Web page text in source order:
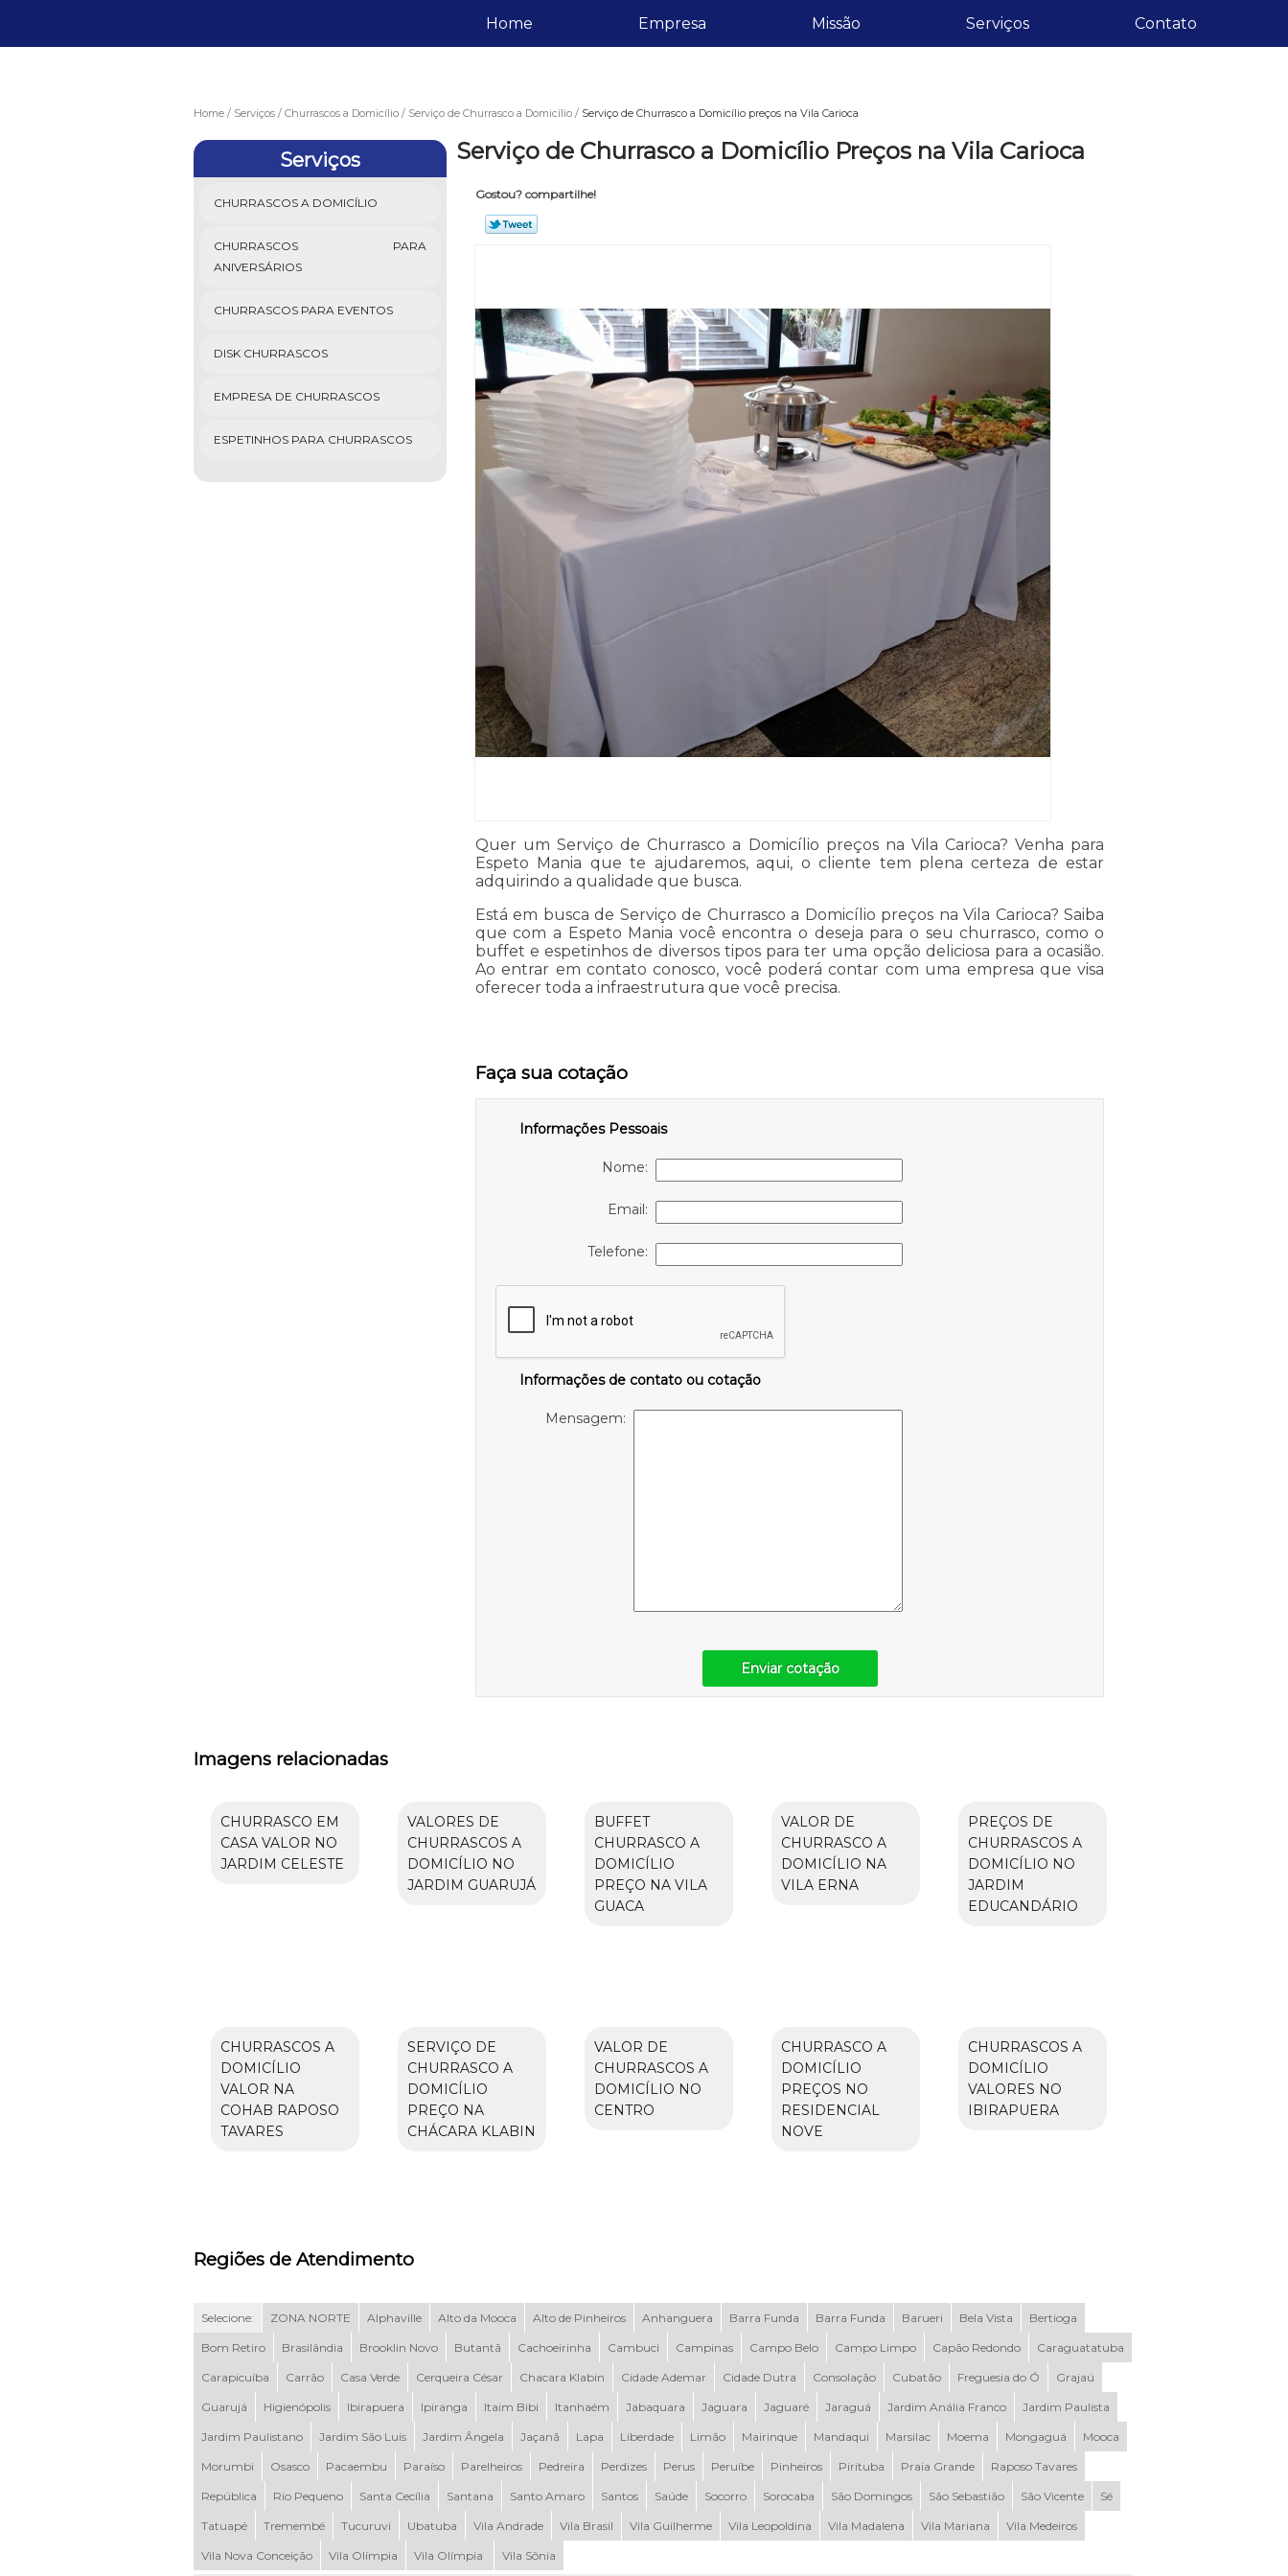
Home Empresa Missão Serviços Contato
Home Serviços Churrascos a Domicílio Serviço de Churrasco a Domicílio Serviço de Churrasco a Domicílio preços na Vila Carioca
Serviços
CHURRASCOS A DOMICÍLIO
CHURRASCOS PARA
ANIVERSÁRIOS
CHURRASCOS PARA EVENTOS
DISK CHURRASCOS
EMPRESA DE CHURRASCOS
ESPETINHOS PARA CHURRASCOS
Serviço de Churrasco a Domicílio Preços na Vila Carioca
Gostou? compartilhe!
Quer um Serviço de Churrasco a Domicílio preços na Vila Carioca? Venha para
Espeto Mania que te ajudaremos, aqui, o cliente tem plena certeza de estar
adquirindo a qualidade que busca.
Está em busca de Serviço de Churrasco a Domicílio preços na Vila Carioca? Saiba
que com a Espeto Mania você encontra o deseja para o seu churrasco, como o
buffet e espetinhos de diversos tipos para ter uma opção deliciosa para a ocasião.
Ao entrar em contato conosco, você poderá contar com uma empresa que visa
oferecer toda a infraestrutura que você precisa.
Faça sua cotação
Informações Pessoais
Nome:
Email:
Telefone:
Informações de contato ou cotação
Mensagem:
Enviar cotação
Imagens relacionadas
CHURRASCO EM
CASA VALOR NO
JARDIM CELESTE
VALORES DE
CHURRASCOS A
DOMICÍLIO NO
JARDIM GUARUJÁ
BUFFET
CHURRASCO A
DOMICÍLIO
PREÇO NA VILA
GUACA
VALOR DE
CHURRASCO A
DOMICÍLIO NA
VILA ERNA
PREÇOS DE
CHURRASCOS A
DOMICÍLIO NO
JARDIM
EDUCANDÁRIO
CHURRASCOS A
DOMICÍLIO
VALOR NA
COHAB RAPOSO
TAVARES
SERVIÇO DE
CHURRASCO A
DOMICÍLIO
PREÇO NA
CHÁCARA KLABIN
VALOR DE
CHURRASCOS A
DOMICÍLIO NO
CENTRO
CHURRASCO A
DOMICÍLIO
PREÇOS NO
RESIDENCIAL
NOVE
CHURRASCOS A
DOMICÍLIO
VALORES NO
IBIRAPUERA
Regiões de Atendimento
Selecione: ZONA NORTE Alphaville Alto da Mooca Alto de Pinheiros Anhanguera Barra Funda Barra Funda Barueri Bela Vista Bertioga
Bom Retiro Brasilândia Brooklin Novo Butantã Cachoeirinha Cambuci Campinas Campo Belo Campo Limpo Capão Redondo Caraguatatuba
Carapicuíba Carrão Casa Verde Cerqueira César Chacara Klabin Cidade Ademar Cidade Dutra Consolação Cubatão Freguesia do Ó Grajaú
Guarujá Higienópolis Ibirapuera Ipiranga Itaim Bibi Itanhaém Jabaquara Jaguara Jaguaré Jaraguá Jardim Anália Franco Jardim Paulista
Jardim Paulistano Jardim São Luís Jardim Ângela Jaçanã Lapa Liberdade Limão Mairinque Mandaqui Marsilac Moema Mongaguá Mooca
Morumbi Osasco Pacaembu Paraíso Parelheiros Pedreira Perdizes Perus Peruíbe Pinheiros Pirituba Praia Grande Raposo Tavares
República Rio Pequeno Santa Cecília Santana Santo Amaro Santos Saúde Socorro Sorocaba São Domingos São Sebastião São Vicente Sé
Tatuapé Tremembé Tucuruvi Ubatuba Vila Andrade Vila Brasil Vila Guilherme Vila Leopoldina Vila Madalena Vila Mariana Vila Medeiros
Vila Nova Conceição Vila Olímpia Vila Olímpia Vila Sônia